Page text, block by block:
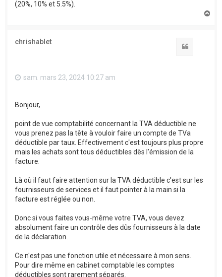
(20%, 10% et 5.5%).
chrishablet
sam. mars 23, 2024 10:27 am
Bonjour,
point de vue comptabilité concernant la TVA déductible ne
vous prenez pas la tête à vouloir faire un compte de TVa
déductible par taux. Effectivement c'est toujours plus propre
mais les achats sont tous déductibles dès l'émission de la
facture.
Là où il faut faire attention sur la TVA déductible c'est sur les
fournisseurs de services et il faut pointer à la main si la
facture est réglée ou non.
Donc si vous faites vous-même votre TVA, vous devez
absolument faire un contrôle des dûs fournisseurs à la date
de la déclaration.
Ce n'est pas une fonction utile et nécessaire à mon sens.
Pour dire même en cabinet comptable les comptes
déductibles sont rarement séparés.